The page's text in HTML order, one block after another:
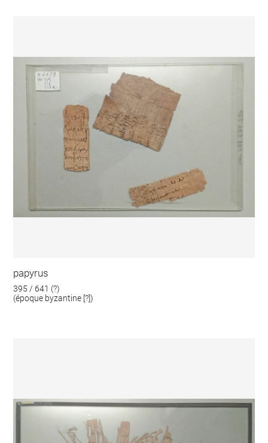
papyrus
395 / 641 (?)
(époque byzantine [?])